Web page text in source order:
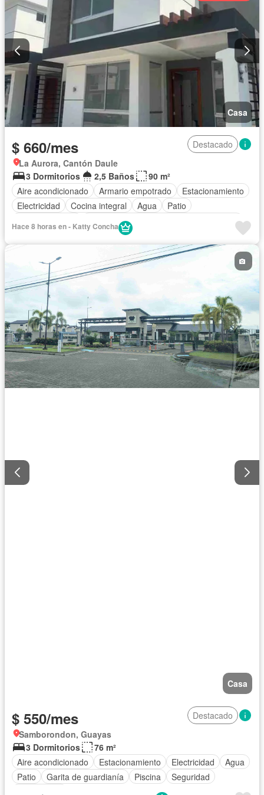
Casa
$ 660/mes
Destacado
La Aurora, Cantón Daule
3 Dormitorios
2,5 Baños
90 m²
Aire acondicionado
Armario empotrado
Estacionamiento
Electricidad
Cocina integral Agua
Patio
Acceso para personas con discapacidad
Garita de guardianía
Sin amoblar
Hace 8 horas en - Katty Concha
Casa
$ 550/mes
Destacado
Samborondon, Guayas
3 Dormitorios
76 m²
Aire acondicionado
Estacionamiento Electricidad
Agua
Patio
Garita de guardianía Piscina
Seguridad